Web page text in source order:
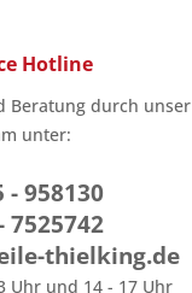
Hotline
Beratung durch unser
unter:
- 958130
7525742
thielking.de
Uhr und 14 - 17 Uhr